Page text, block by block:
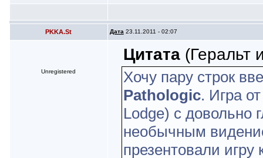
PKKA.St Дата 23.11.2011 - 02:07
Unregistered
Цитата (Геральт
Хочу пару строк
Pathologic. Игра
Lodge) с довольно
необычным
презентовали